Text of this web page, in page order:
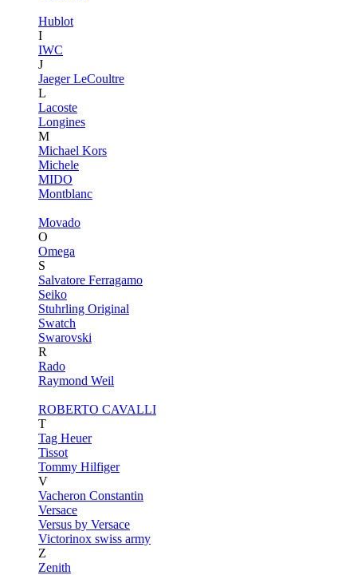
Hublot
I
IWC
J
Jaeger LeCoultre
L
Lacoste
Longines
M
Michael Kors
Michele
MIDO
Montblanc
Movado
O
Omega
S
Salvatore Ferragamo
Seiko
Stuhrling Original
Swatch
Swarovski
R
Rado
Raymond Weil
ROBERTO CAVALLI
T
Tag Heuer
Tissot
Tommy Hilfiger
V
Vacheron Constantin
Versace
Versus by Versace
Victorinox swiss army
Z
Zenith